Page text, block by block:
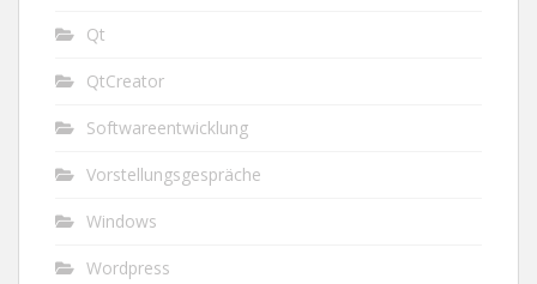
Qt
QtCreator
Softwareentwicklung
Vorstellungsgespräche
Windows
Wordpress